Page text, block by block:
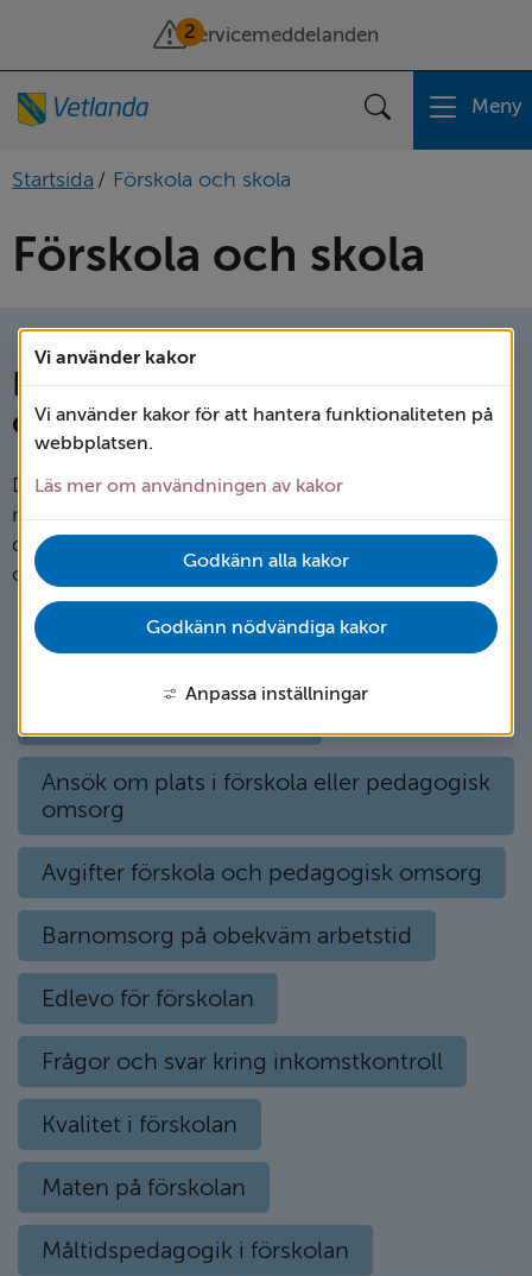
Vi använder kakor
Vi använder kakor för att hantera funktionaliteten på
webbplatsen.
Läs mer om användningen av kakor
Godkänn alla kakor
Godkänn nödvändiga kakor
Anpassa inställningar
2
Servicemeddelanden
Sök Meny
Startsida / Förskola och skola
Förskola och skola
Förskola och pedagogisk
omsorg
Du som har barn mellan ett och fem år kan välja
mellan förskola och pedagogisk omsorg. Här kan
du läsa om de förskolor och den pedagogiska
omsorg som finns i Vetlanda kommun.
Alla förskolor
Ansök om plats i förskola eller pedagogisk
omsorg
Avgifter förskola och pedagogisk omsorg
Barnomsorg på obekväm arbetstid
Edlevo för förskolan
Frågor och svar kring inkomstkontroll
Kvalitet i förskolan
Maten på förskolan
Måltidspedagogik i förskolan